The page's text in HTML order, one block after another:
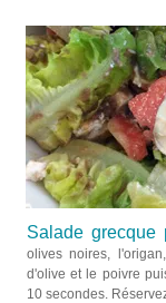
Salade grecque
olives noires,
d'olive et le poivre
10 secondes.